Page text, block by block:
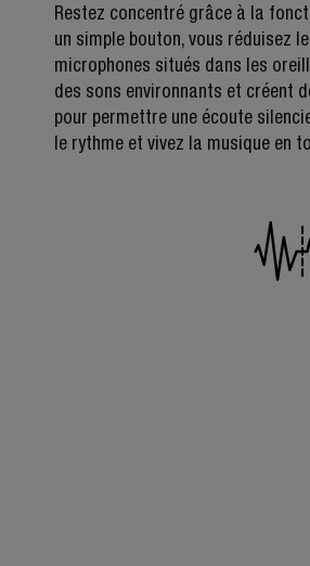
Restez concentré grâce à la
un simple bouton, vous réduisez
microphones situés dans les
des sons environnants et créent
pour permettre une écoute
le rythme et vivez la musique en